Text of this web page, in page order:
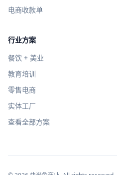
电商收款单
行业方案
餐饮 + 美业
教育培训
零售电商
实体工厂
查看全部方案